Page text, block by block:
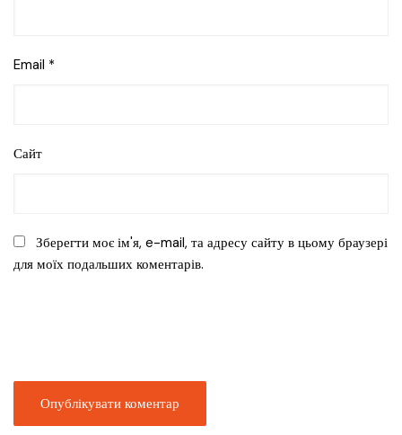
Email *
Сайт
Зберегти моє ім'я, e-mail, та адресу сайту в цьому браузері
для моїх подальших коментарів.